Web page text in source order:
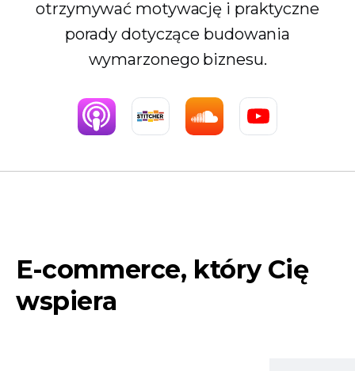
otrzymywać motywację i praktyczne
porady dotyczące budowania
wymarzonego biznesu.
E-commerce, który Cię
wspiera